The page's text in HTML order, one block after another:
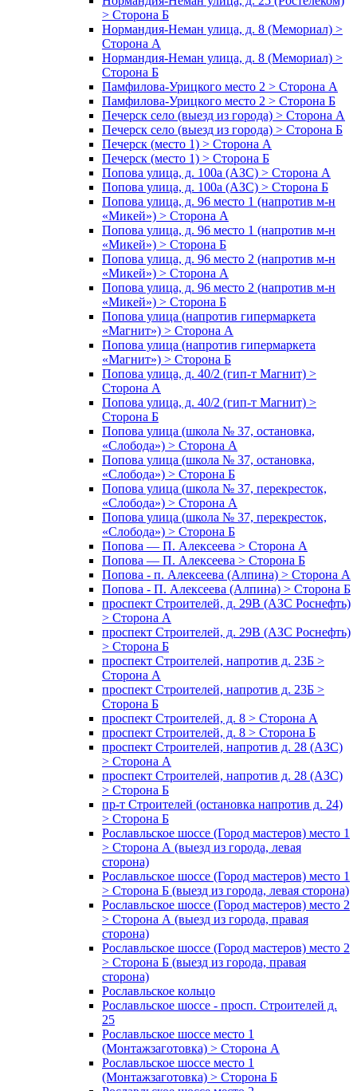
> Сторона Б
Нормандия-Неман улица, д. 8 (Мемориал) >
Сторона А
Нормандия-Неман улица, д. 8 (Мемориал) >
Сторона Б
Памфилова-Урицкого место 2 > Сторона А
Памфилова-Урицкого место 2 > Сторона Б
Печерск село (выезд из города) > Сторона А
Печерск село (выезд из города) > Сторона Б
Печерск (место 1) > Сторона А
Печерск (место 1) > Сторона Б
Попова улица, д. 100а (АЗС) > Сторона А
Попова улица, д. 100а (АЗС) > Сторона Б
Попова улица, д. 96 место 1 (напротив м-н
«Микей») > Сторона А
Попова улица, д. 96 место 1 (напротив м-н
«Микей») > Сторона Б
Попова улица, д. 96 место 2 (напротив м-н
«Микей») > Сторона А
Попова улица, д. 96 место 2 (напротив м-н
«Микей») > Сторона Б
Попова улица (напротив гипермаркета
«Магнит») > Сторона А
Попова улица (напротив гипермаркета
«Магнит») > Сторона Б
Попова улица, д. 40/2 (гип-т Магнит) >
Сторона А
Попова улица, д. 40/2 (гип-т Магнит) >
Сторона Б
Попова улица (школа № 37, остановка,
«Слобода») > Сторона А
Попова улица (школа № 37, остановка,
«Слобода») > Сторона Б
Попова улица (школа № 37, перекресток,
«Слобода») > Сторона А
Попова улица (школа № 37, перекресток,
«Слобода») > Сторона Б
Попова — П. Алексеева > Сторона А
Попова — П. Алексеева > Сторона Б
Попова - п. Алексеева (Алпина) > Сторона А
Попова - П. Алексеева (Алпина) > Сторона Б
проспект Строителей, д. 29В (АЗС Роснефть)
> Сторона А
проспект Строителей, д. 29В (АЗС Роснефть)
> Сторона Б
проспект Строителей, напротив д. 23Б >
Сторона А
проспект Строителей, напротив д. 23Б >
Сторона Б
проспект Строителей, д. 8 > Сторона А
проспект Строителей, д. 8 > Сторона Б
проспект Строителей, напротив д. 28 (АЗС)
> Сторона А
проспект Строителей, напротив д. 28 (АЗС)
> Сторона Б
пр-т Строителей (остановка напротив д. 24)
> Сторона Б
Рославльское шоссе (Город мастеров) место 1
> Сторона А (выезд из города, левая
сторона)
Рославльское шоссе (Город мастеров) место 1
> Сторона Б (выезд из города, левая сторона)
Рославльское шоссе (Город мастеров) место 2
> Сторона А (выезд из города, правая
сторона)
Рославльское шоссе (Город мастеров) место 2
> Сторона Б (выезд из города, правая
сторона)
Рославльское кольцо
Рославльское шоссе - просп. Строителей д.
25
Рославльское шоссе место 1
(Монтажзаготовка) > Сторона А
Рославльское шоссе место 1
(Монтажзаготовка) > Сторона Б